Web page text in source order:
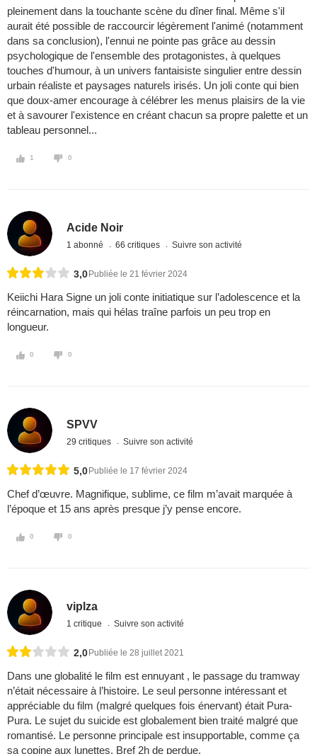
pleinement dans la touchante scène du dîner final. Même s'il
aurait été possible de raccourcir légèrement l'animé (notamment
dans sa conclusion), l'ennui ne pointe pas grâce au dessin
psychologique de l'ensemble des protagonistes, à quelques
touches d'humour, à un univers fantaisiste singulier entre dessin
urbain réaliste et paysages naturels irisés. Un joli conte qui bien
que doux-amer encourage à célébrer les menus plaisirs de la vie
et à savourer l'existence en créant chacun sa propre palette et un
tableau personnel...
1 0
Acide Noir
1 abonné 66 critiques Suivre son activité
3,0 Publiée le 21 février 2024
Keiichi Hara Signe un joli conte initiatique sur l’adolescence et la
réincarnation, mais qui hélas traîne parfois un peu trop en
longueur.
0 0
SPVV
29 critiques Suivre son activité
5,0 Publiée le 17 février 2024
Chef d’œuvre. Magnifique, sublime, ce film m’avait marquée à
l’époque et 15 ans après presque j’y pense encore.
0 0
viplza
1 critique Suivre son activité
2,0 Publiée le 28 juillet 2021
Dans une globalité le film est ennuyant , le passage du tramway
n’était nécessaire à l’histoire. Le seul personne intéressant et
appréciable du film (malgré quelques fois énervant) était Pura-
Pura. Le sujet du suicide est globalement bien traité malgré que
romantisé. Le personne principale est insupportable, comme ça
sa copine aux lunettes. Bref 2h de perdue.